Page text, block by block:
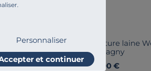
Personnaliser
et continuer
Couverture laine
Champagny
Dès 89,00 €